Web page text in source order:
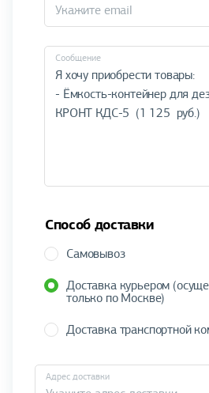
Cообщение
Способ доставки
Самовывоз
Доставка курьером
только по Москве)
Доставка транспортной
Адрес доставки